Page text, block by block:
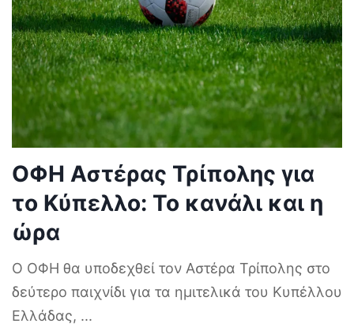
ΟΦΗ Αστέρας Τρίπολης για
το Κύπελλο: Το κανάλι και η
ώρα
Ο ΟΦΗ θα υποδεχθεί τον Αστέρα Τρίπολης στο
δεύτερο παιχνίδι για τα ημιτελικά του Κυπέλλου
Ελλάδας, ...